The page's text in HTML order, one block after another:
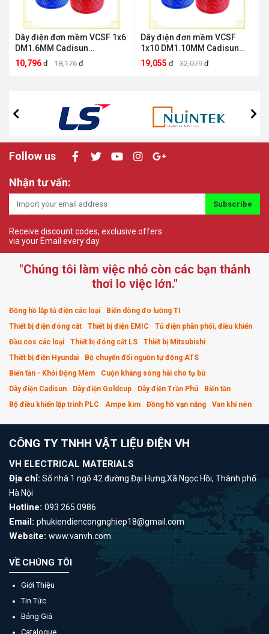
Dây điện đơn mềm VCSF 1x6
DM1.6MM Cadisun
DM1.6MM
10,796 đ 18,176 đ
Dây điện đơn mềm VCSF
1x10 DM1.10MM Cadisun
DM1.10MM
19,055 đ 32,079 đ
Follow us
Nhận tư vấn:
Subscribe
Receive discount codes, exclusive offers
via your Email every day.
"Chúng tôi làm việc nhỏ còn các bạn thảnh
thơi lo việc lớn."
Đồng hồ lắp tủ điện các loại
Biến dòng đo lường TI
Thiết bị điện đóng cắt
Thiết bị điện EMIC
Tủ điện phân phối, điều khiển
Đầu cos các loại
Thiết bị đóng cắt LS
Thiết bị Mitsubishi
Thiết bị điện Hyundai
Bộ chuyển đổi nguồn tự động ATS
Biến tần - Khởi Động Mềm
Cuộn kháng sóng hài cho tụ bù
Dây điện Cadisun
Dây điện Goldcup Dây điện Trần Phú
Biến tần
Bộ điều khiển lập trình PLC
Ampe kìm Đồng hồ vạn năng Van khí nén
CÔNG TY TNHH VẬT LIỆU ĐIỆN VH
VH ELECTRICAL MATERIALS
Địa chỉ: Số nhà 1 ngõ 42 đường Đại Hưng,Xã Ngọc Hồi, Thành phố
Hà Nội
Hotline: 093 265 0986
Email: phukiendiencongnghiep18@gmail.com
Website: www.vanvh.com
VỀ CHÚNG TÔI
Giới Thiệu
Tin Tức
Bảng Giá
Catalogue